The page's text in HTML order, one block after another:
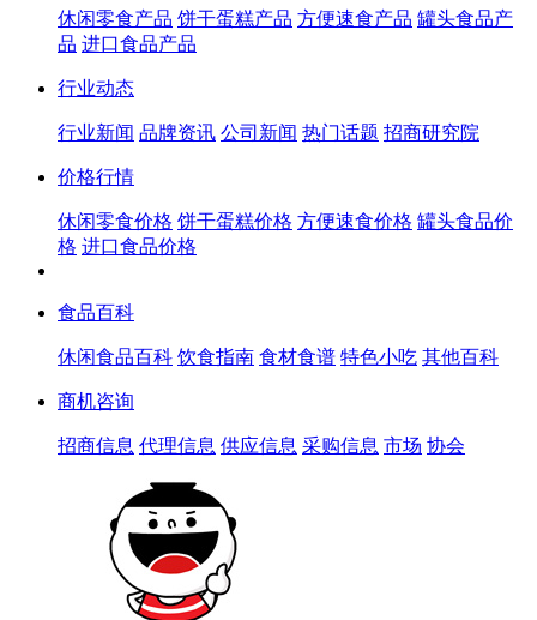
休闲零食产品 饼干蛋糕产品 方便速食产品 罐头食品产
品 进口食品产品
行业动态
行业新闻 品牌资讯 公司新闻 热门话题 招商研究院
价格行情
休闲零食价格 饼干蛋糕价格 方便速食价格 罐头食品价
格 进口食品价格
食品百科
休闲食品百科 饮食指南 食材食谱 特色小吃 其他百科
商机咨询
招商信息 代理信息 供应信息 采购信息 市场 协会